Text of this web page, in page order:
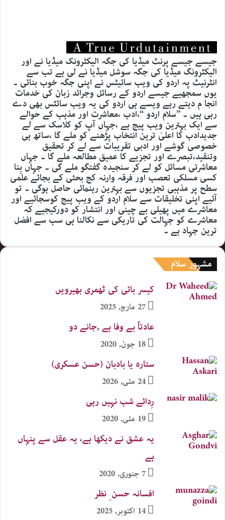
جیسے جیسے پرنٹ میڈیا کی جگہ الیکٹرونک میڈیا نے اور
الیکٹرونگ میڈیا کی جگہ سوشل میڈیا نے لی ہے تب سے
انٹرنیٹ پہ اردو کی ویب سائیٹس نے اپنی جگہ خوب بنائی ۔
یوں سمجھیے جیسے اردو کے رسائل وجرائد زبان کی خدمات
انجا م دیتے رہے ویسے ہی اردو کی یہ ویب سائٹس بھی دے
رہی ہیں ۔ ’’سلام اردو ‘‘،ادب ،معاشرت اور مذہب کے حوالے
سے ایک بہترین ویب پیج ہے ،جہاں آپ کو کلاسک سے لے
جدیدادب کا اعلیٰ ترین انتخاب پڑھنے کو ملے گا ،ساتھ ہی
خصوصی گوشے اور ادبی تقریبات سے لے کر تحقیق
وتنقید،تبصرے اور تجزیے کا عمیق مطالعہ ملے گا ۔ جہاں
معاشرتی مسائل کو لے کر سنجیدہ گفتگو ملے گی ۔ جہاں بِنا
کسی مسلکی تعصب اور فرقہ وارنہ کج بحثی کے بجائے علمی
سطح پر مذہبی تجزیوں سے بہترین رہنمائی حاصل ہوگی ۔ تو
آئیے اپنی تخلیقات سے سلام اردو کے ویب پیج کوسجائیے اور
معاشرے میں پھیلی بے چینی اور انتشار کو دورکیجیے کہ
معاشرے کو جہالت کی تاریکی سے نکالنا ہی سب سے افضل
ترین جہاد ہے ۔
مشہور سلام
کیسر بائی کی ٹھمری بھیرویں
27 مارچ, 2025
عادتاً بے وفا ہے ,جانے دو
18 جون, 2020
ستارہ یا بادبان (حسن عسکری)
24 مئی, 2026
رِدائے شب نہیں رہی
19 مئی, 2020
یہ عشق نے دیکھا ہے، یہ عقل سے پنہاں
ہے
7 جنوری, 2020
افسانہ حسن ِ نظر
14 اکتوبر, 2025